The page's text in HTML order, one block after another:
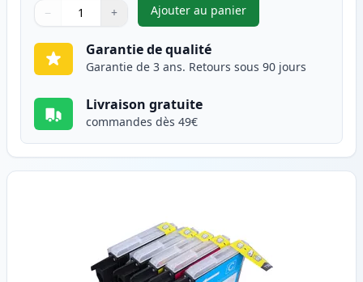
Quantité
Utilisez les boutons pour ajuster
− +
Quantité
Ajouter au panier
,Pack de 10 Brother LC985
Garantie de qualité
Garantie de 3 ans. Retours sous 90 jours
Livraison gratuite
commandes dès 49€